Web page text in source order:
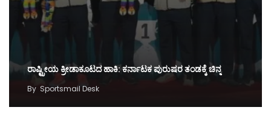
ರಾಷ್ಟ್ರೀಯ ಕ್ರೀಡಾಕೂಟದ ಹಾಕಿ: ಕರ್ನಾಟಕ ಪುರುಷರ ತಂಡಕ್ಕೆ ಚಿನ್ನ
By Sportsmail Desk